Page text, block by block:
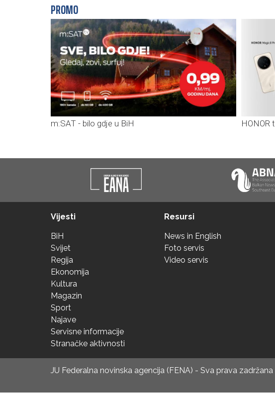
PROMO
m:SAT - bilo gdje u BiH HONOR
Vijesti
BiH
Svijet
Regija
Ekonomija
Kultura
Magazin
Sport
Najave
Servisne informacije
Stranačke aktivnosti
Resursi
News in English
Foto servis
Video servis
JU Federalna novinska agencija (FENA) - Sva prava zadržana